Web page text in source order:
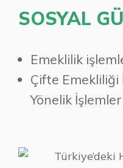
SOSYAL
Emeklilik
Çifte
Yönelik